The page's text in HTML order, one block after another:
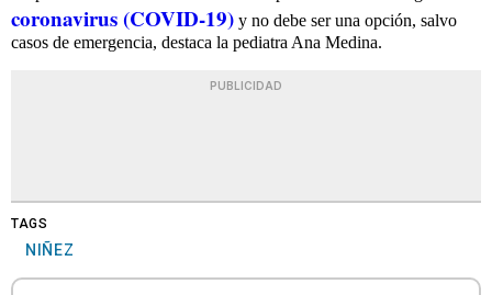
coronavirus (COVID-19) y no debe ser una opción, salvo
casos de emergencia, destaca la pediatra Ana Medina.
PUBLICIDAD
TAGS
NIÑEZ